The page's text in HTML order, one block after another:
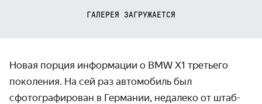
ГАЛЕРЕЯ ЗАГРУЖАЕТСЯ
Новая порция информации о BMW X1 третьего
поколения. На сей раз автомобиль был
сфотографирован в Германии, недалеко от штаб-